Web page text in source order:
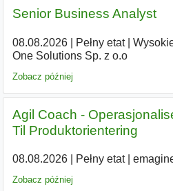
Senior Business Analyst
08.08.2026| Pełny etat|
One Solutions Sp. z o.o
Zobacz później
Agil Coach -
Til Produktorientering
08.08.2026| Pełny etat|
Zobacz później